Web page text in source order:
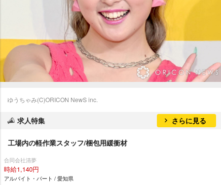
ゆうちゃみ(C)ORICON NewS inc.
求人特集 さらに見る
工場内の軽作業スタッフ/梱包用緩衝材
合同会社清夢
時給1,140円
アルバイト・パート / 愛知県